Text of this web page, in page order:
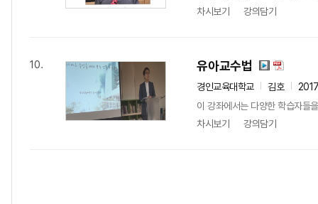
차시보기
강의담기
10. 유아교수법
경인교육대학교 김호
이 강좌에서는 다양한 학습자들
차시보기
강의담기